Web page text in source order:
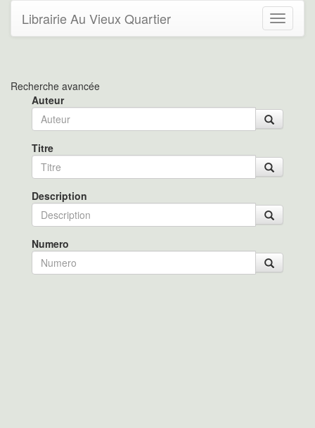
Toggle
Librairie Au Vieux Quartier
Recherche avancée
Auteur
Titre
Description
Numero